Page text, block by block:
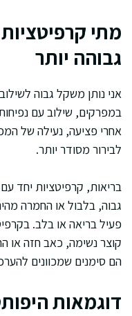
מתי
גבוהה יותר
אני נותן משקל גבוה
במפרקים, שילוב עם
אחרי פציעה, נעילה של
לבירור מסודר יותר.
בריאות, קרפיטציות יחד עם
גבוה, בלבול או החמרה
פעיל בריאה או בלב.
קוצר נשימה, כאב חזה או
הם סימנים שמכוונים
דוגמאות